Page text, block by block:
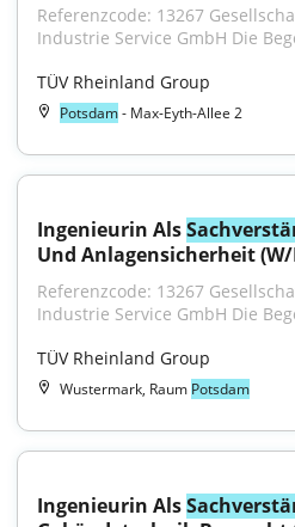
Referenzcode: 13267
Industrie Service GmbH Die
TÜV Rheinland Group
Potsdam- Max-Eyth-Allee 2
Ingenieurin Als
Und Anlagensicherheit
Referenzcode: 13267
Industrie Service GmbH Die
TÜV Rheinland Group
Wustermark, Raum Potsdam
Ingenieurin Als